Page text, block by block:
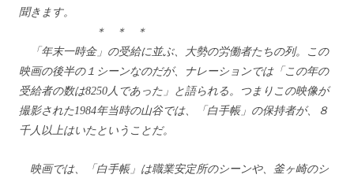
聞きます。
＊
＊
＊
「年末一時金」の受給に並ぶ、大勢の労働者たちの列。この
映画の後半の１シーンなのだが、ナレーションでは「この年の
受給者の数は8250人であった」と語られる。つまりこの映像が
撮影された1984年当時の山谷では、「白手帳」の保持者が、８
千人以上はいたということだ。
映画では、「白手帳」は職業安定所のシーンや、釜ヶ崎のシ